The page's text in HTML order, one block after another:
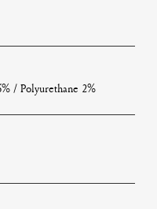
/ Polyurethane 2%